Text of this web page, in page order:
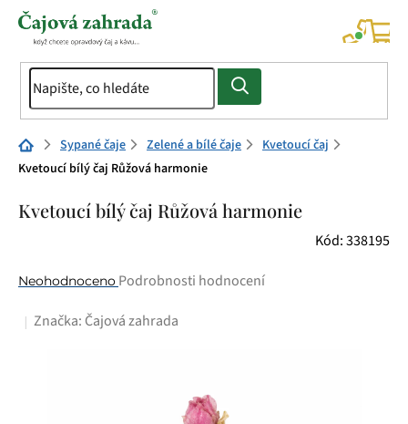
Přejít
Domů Sypané čaje Zelené a bílé čaje
Kvetoucí čaj
Kvetoucí bílý čaj Růžová harmonie
Kvetoucí bílý čaj Růžová harmonie
Kód:338195
Průměrné
produktu
Neohodnoceno Podrobnosti hodnocení
Značka: Čajová zahrada